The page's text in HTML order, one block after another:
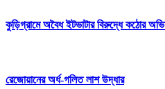
কুড়িগ্রামে অবৈধ ইটভাটার বিরুদ্ধে কঠোর
রেজোয়ানের অর্ধ-গলিত লাশ উদ্ধার